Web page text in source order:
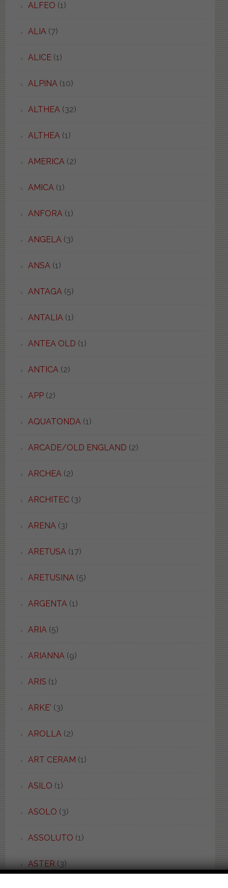
ALFEO (1)
ALIA(7)
ALICE(1)
ALPINA(10)
ALTHEA(32)
ALTHEA(1)
AMERICA(2)
AMICA(1)
ANFORA(1)
ANGELA(3)
ANSA(1)
ANTAGA(5)
ANTALIA(1)
ANTEA OLD (1)
ANTICA(2)
APP(2)
AQUATONDA(1)
ARCADE/OLD ENGLAND (2)
ARCHEA(2)
ARCHITEC(3)
ARENA(3)
ARETUSA(17)
ARETUSINA(5)
ARGENTA(1)
ARIA(5)
ARIANNA(9)
ARIS (1)
ARKE' (3)
AROLLA(2)
ART CERAM (1)
ASILO (1)
ASOLO (3)
ASSOLUTO (1)
ASTER(3)